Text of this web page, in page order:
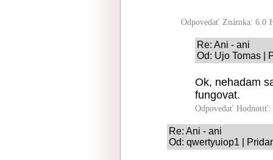
Odpovedať Známka: 6.0
Re: Ani - ani
Od: Ujo Tomas |
Ok, nehadam
fungovat.
Odpovedať Hodnotiť:
Re: Ani - ani
Od: qwertyuiop1 |